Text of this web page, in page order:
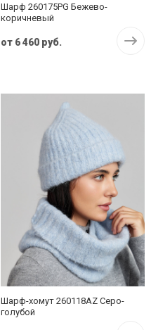
Шарф 260175PG Бежево-
коричневый
от 6 460 руб.
Шарф-хомут 260118AZ Серо-
голубой